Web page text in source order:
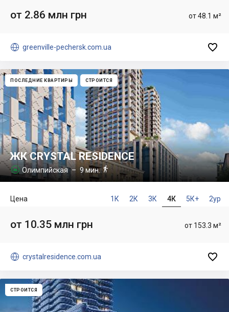
от 48.1 м²
от 2.86 млн грн
 greenville-pechersk.com.ua 
ПОСЛЕДНИЕ КВАРТИРЫ СТРОИТСЯ
ЖК CRYSTAL RESIDENCE
 Олимпийская– 9 мин.
1К 2К 3К 4К 5К+ 2ур
Цена
от 153.3 м²
от 10.35 млн грн
 crystalresidence.com.ua 
СТРОИТСЯ